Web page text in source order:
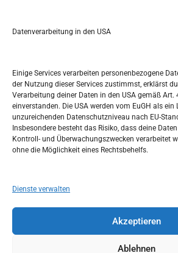
Datenverarbeitung in den USA
Einige Services verarbeiten personenbezogene
der Nutzung dieser Services zustimmst, erklärst
Verarbeitung deiner Daten in den USA gemäß Art.
einverstanden. Die USA werden vom EuGH als ein
unzureichenden Datenschutzniveau nach EU-
Insbesondere besteht das Risiko, dass deine
Kontroll- und Überwachungszwecken verarbeitet
ohne die Möglichkeit eines Rechtsbehelfs.
Dienste verwalten
Akzeptieren
Ablehnen
MÄRZ 2017
M D M D F
1 2 3
6 7 8 9 10
20 21
27 28 29 30 31
« Feb.